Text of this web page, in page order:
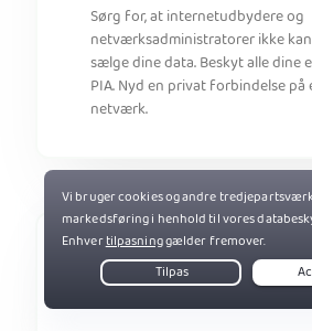
Sørg for, at internetudbydere og
netværksadministratorer ikke
sælge dine data. Beskyt alle dine
PIA. Nyd en privat forbindelse
netværk.